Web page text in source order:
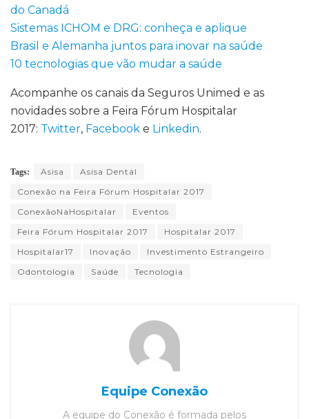
do Canadá
Sistemas ICHOM e DRG: conheça e aplique
Brasil e Alemanha juntos para inovar na saúde
10 tecnologias que vão mudar a saúde
Acompanhe os canais da Seguros Unimed e as
novidades sobre a Feira Fórum Hospitalar
2017: Twitter, Facebook e Linkedin.
Tags: Asisa
Asisa Dental
Conexão na Feira Fórum Hospitalar 2017
ConexãoNaHospitalar
Eventos
Feira Fórum Hospitalar 2017
Hospitalar 2017
Hospitalar17
Inovação
Investimento Estrangeiro
Odontologia
Saúde Tecnologia
Equipe Conexão
A equipe do Conexão é formada pelos